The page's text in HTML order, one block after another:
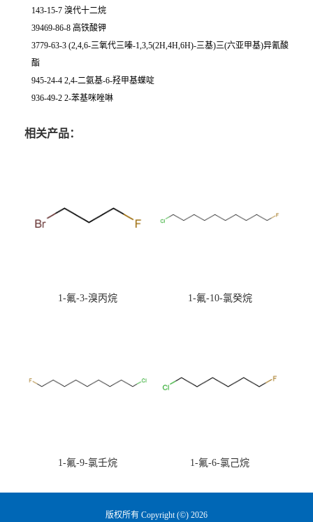
143-15-7 溴代十二烷
39469-86-8 高铁酸钾
3779-63-3 (2,4,6-三氧代三嗪-1,3,5(2H,4H,6H)-三基)三(六亚甲基)异氰酸
酯
945-24-4 2,4-二氨基-6-羟甲基蝶啶
936-49-2 2-苯基咪唑啉
相关产品：
1-氟-3-溴丙烷 1-氟-10-氯癸烷
1-氟-9-氯壬烷 1-氟-6-氯己烷
版权所有 Copyright (©) 2026